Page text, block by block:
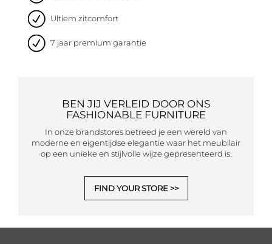
Ultiem zitcomfort
7 jaar premium garantie
BEN JIJ VERLEID DOOR ONS
FASHIONABLE FURNITURE
In onze brandstores betreed je een wereld van
moderne en eigentijdse elegantie waar het meubilair
op een unieke en stijlvolle wijze gepresenteerd is.
FIND YOUR STORE